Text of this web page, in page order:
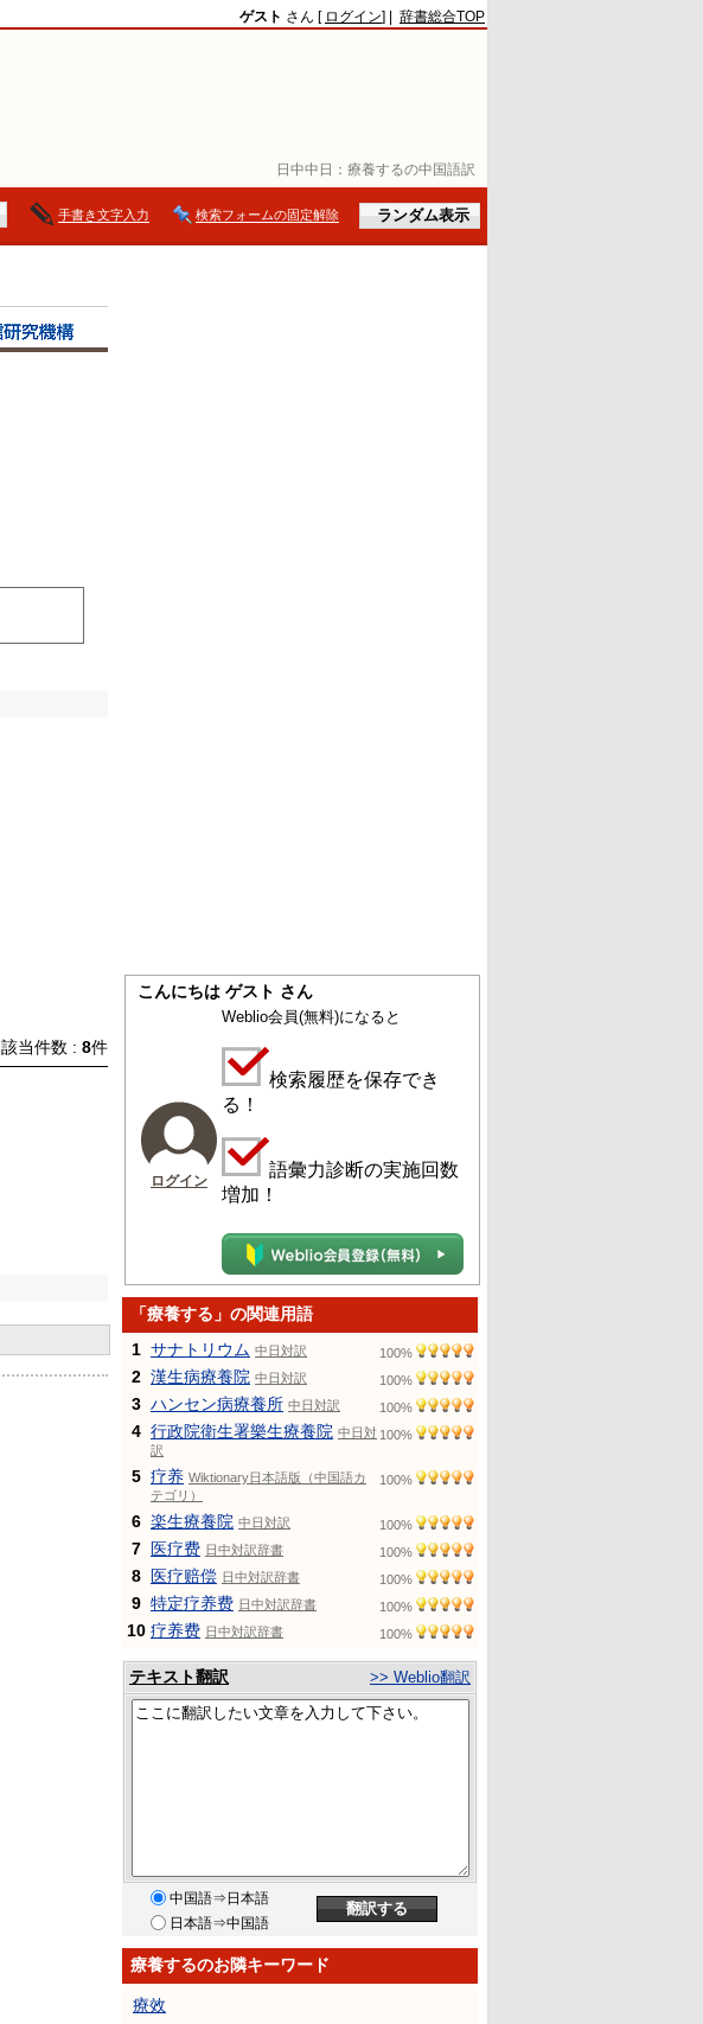
日中中日： 療養するの中国語訳
ゲスト さん [ ログイン] | 辞書総合TOP
手書き文字入力 検索フォームの固定解除
該当件数 : 8件
こんにちは ゲスト さん
ログイン
Weblio会員(無料)になると
検索履歴を保存でき
る！
語彙力診断の実施回数
増加！
「療養する」の関連用語
1 サナトリウム 中日対訳 100%
2 漢生病療養院 中日対訳 100%
3 ハンセン病療養所 中日対訳 100%
4 行政院衛生署樂生療養院 中日対
訳
100%
5 疗养 Wiktionary日本語版（中国語カ
テゴリ）
100%
6 楽生療養院 中日対訳 100%
7 医疗费 日中対訳辞書 100%
8 医疗赔偿 日中対訳辞書 100%
9 特定疗养费 日中対訳辞書 100%
10 疗养费 日中対訳辞書 100%
テキスト翻訳 >> Weblio翻訳
中国語⇒日本語
日本語⇒中国語
療養するのお隣キーワード
療效